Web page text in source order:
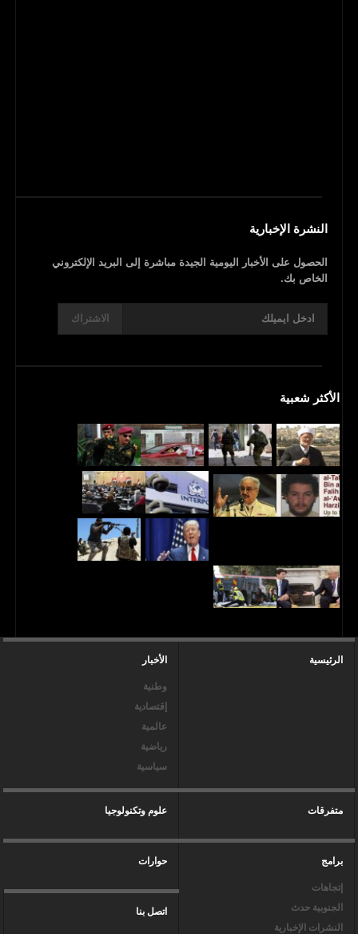
النشرة الإخبارية
الحصول على الأخبار اليومية الجيدة مباشرة إلى البريد الإلكتروني
الخاص بك.
الاشتراك
الأكثر شعبية
الرئيسية الأخبار
وطنية
إقتصادية
عالمية
رياضية
سياسية
متفرقات علوم وتكنولوجيا
برامج
إتجاهات
الجنوبية حدث
النشرات الإخبارية
حوارات
اتصل بنا